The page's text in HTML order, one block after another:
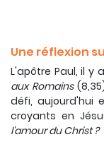
Une réflexion
L'apôtre Paul, il y
aux Romains
défi, aujourd'hui
croyants en
l'amour du Christ ?